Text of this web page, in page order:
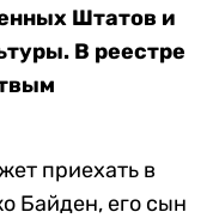
Штатов и
В реестре
приехать в
Байден, его сын